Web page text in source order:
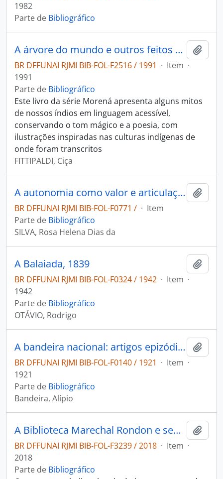
1982
Parte de Bibliográfico
A árvore do mundo e outros feitos de Macunaíma: mito-herói dos índios Makuxi, Wapixana, Taulipang e Arekuná.
BR DFFUNAI RJMI BIB-FOL-F2516 / 1991 · Item ·
1991
Parte de Bibliográfico
Este livro da série Morená apresenta alguns mitos
de nossos índios em linguagem acessível,
conservando o tom mágico e a poesia, com
ilustrações inspiradas nas culturas indígenas de
onde foram transcritos
FITTIPALDI, Ciça
A autonomia como valor e articulação de possibilidades: o movimento dos professores indígenas do Amazonas, de Roraima e do Acre e a construção de uma política de educação escolar indígena.
BR DFFUNAI RJMI BIB-FOL-F0771 / · Item
Parte de Bibliográfico
SILVA, Rosa Helena Dias da
A Balaiada, 1839
BR DFFUNAI RJMI BIB-FOL-F0324 / 1942 · Item ·
1942
Parte de Bibliográfico
OTÁVIO, Rodrigo
A bandeira nacional: artigos epizódicos dos. acompanhados de uma carta do Snr. R. Teixeira Mendes e outra do Snr. T. S. Rodrigues de Brito Filho.
BR DFFUNAI RJMI BIB-FOL-F0140 / 1921 · Item ·
1921
Parte de Bibliográfico
Bandeira, Alípio
A Biblioteca Marechal Rondon e seus acervos digitais
BR DFFUNAI RJMI BIB-FOL-F3239 / 2018 · Item ·
2018
Parte de Bibliográfico